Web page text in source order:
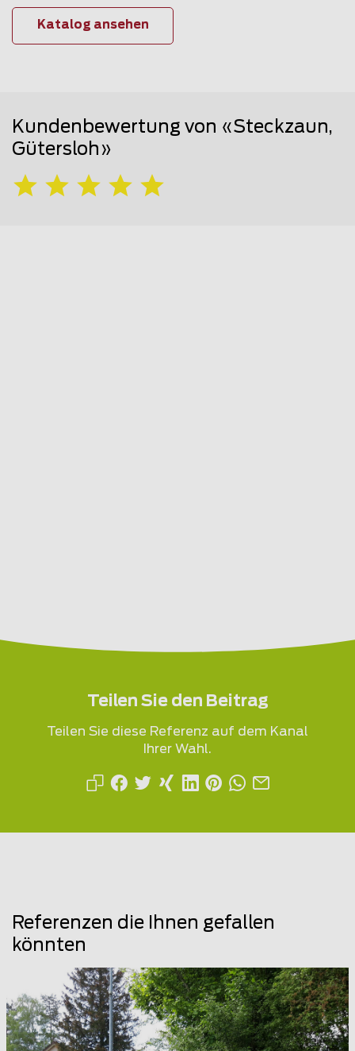
Katalog ansehen
Kundenbewertung von «Steckzaun,
Gütersloh»
Teilen Sie den Beitrag
Teilen Sie diese Referenz auf dem Kanal
Ihrer Wahl.
Referenzen die Ihnen gefallen
könnten